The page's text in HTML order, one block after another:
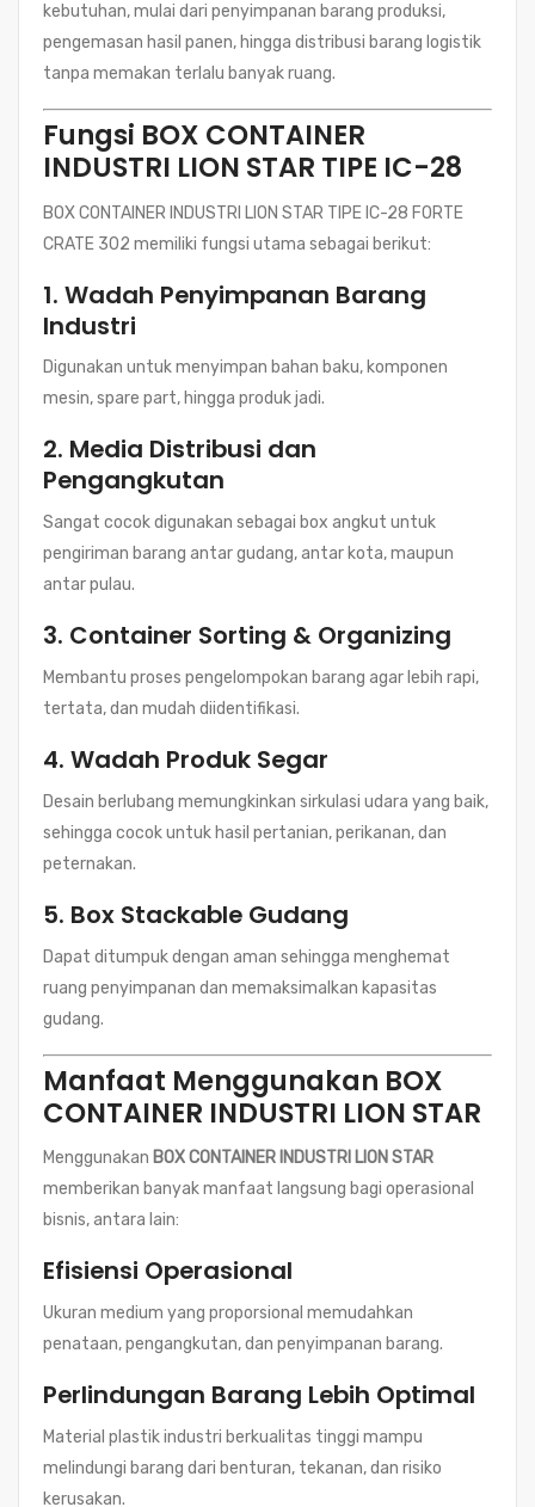
kebutuhan, mulai dari penyimpanan barang produksi,
pengemasan hasil panen, hingga distribusi barang logistik
tanpa memakan terlalu banyak ruang.
Fungsi BOX CONTAINER
INDUSTRI LION STAR TIPE IC-28
BOX CONTAINER INDUSTRI LION STAR TIPE IC-28 FORTE
CRATE 302 memiliki fungsi utama sebagai berikut:
1. Wadah Penyimpanan Barang
Industri
Digunakan untuk menyimpan bahan baku, komponen
mesin, spare part, hingga produk jadi.
2. Media Distribusi dan
Pengangkutan
Sangat cocok digunakan sebagai box angkut untuk
pengiriman barang antar gudang, antar kota, maupun
antar pulau.
3. Container Sorting & Organizing
Membantu proses pengelompokan barang agar lebih rapi,
tertata, dan mudah diidentifikasi.
4. Wadah Produk Segar
Desain berlubang memungkinkan sirkulasi udara yang baik,
sehingga cocok untuk hasil pertanian, perikanan, dan
peternakan.
5. Box Stackable Gudang
Dapat ditumpuk dengan aman sehingga menghemat
ruang penyimpanan dan memaksimalkan kapasitas
gudang.
Manfaat Menggunakan BOX
CONTAINER INDUSTRI LION STAR
Menggunakan BOX CONTAINER INDUSTRI LION STAR
memberikan banyak manfaat langsung bagi operasional
bisnis, antara lain:
Efisiensi Operasional
Ukuran medium yang proporsional memudahkan
penataan, pengangkutan, dan penyimpanan barang.
Perlindungan Barang Lebih Optimal
Material plastik industri berkualitas tinggi mampu
melindungi barang dari benturan, tekanan, dan risiko
kerusakan.